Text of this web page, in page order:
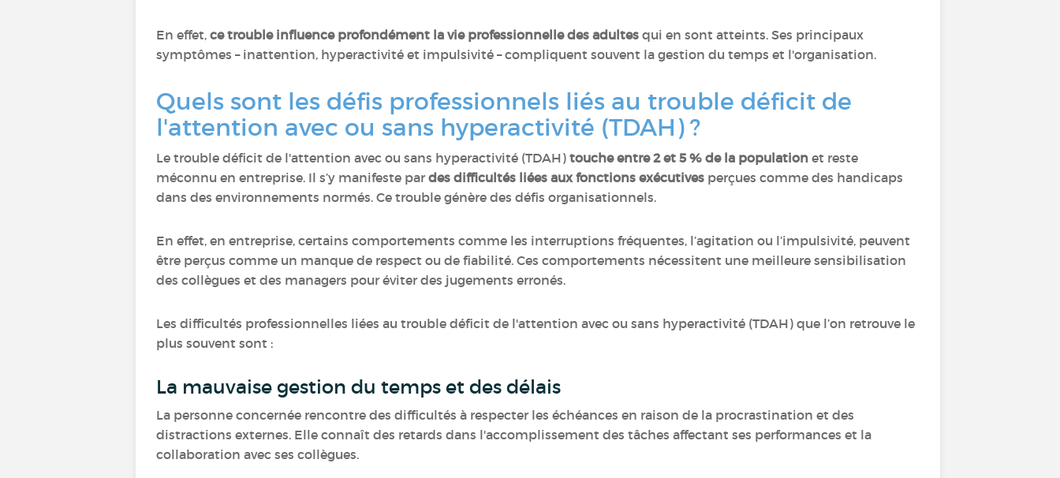
En effet, ce trouble influence profondément la vie professionnelle des adultes qui en sont atteints. Ses principaux
symptômes – inattention, hyperactivité et impulsivité – compliquent souvent la gestion du temps et l'organisation.
Quels sont les défis professionnels liés au trouble déficit de
l'attention avec ou sans hyperactivité (TDAH) ?
Le trouble déficit de l'attention avec ou sans hyperactivité (TDAH) touche entre 2 et 5 % de la population et reste
méconnu en entreprise. Il s’y manifeste par des difficultés liées aux fonctions exécutives perçues comme des handicaps
dans des environnements normés. Ce trouble génère des défis organisationnels.
En effet, en entreprise, certains comportements comme les interruptions fréquentes, l’agitation ou l’impulsivité, peuvent
être perçus comme un manque de respect ou de fiabilité. Ces comportements nécessitent une meilleure sensibilisation
des collègues et des managers pour éviter des jugements erronés.
Les difficultés professionnelles liées au trouble déficit de l'attention avec ou sans hyperactivité (TDAH) que l’on retrouve le
plus souvent sont :
La mauvaise gestion du temps et des délais
La personne concernée rencontre des difficultés à respecter les échéances en raison de la procrastination et des
distractions externes. Elle connaît des retards dans l'accomplissement des tâches affectant ses performances et la
collaboration avec ses collègues.